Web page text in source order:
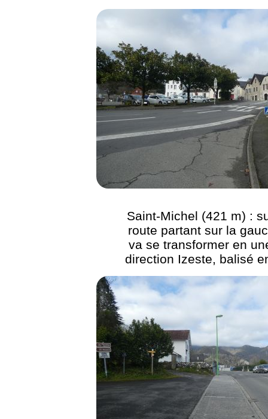
Saint-Michel (421 m) :
route partant sur la
va se transformer en
direction Izeste, balisé